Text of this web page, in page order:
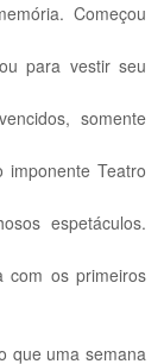
Começou
para vestir seu
somente
Teatro
espetáculos.
com os primeiros
que uma semana